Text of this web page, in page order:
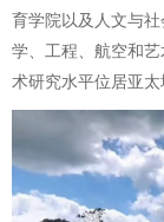
育学院以及人文与
学、工程、航空和
术研究水平位居亚太